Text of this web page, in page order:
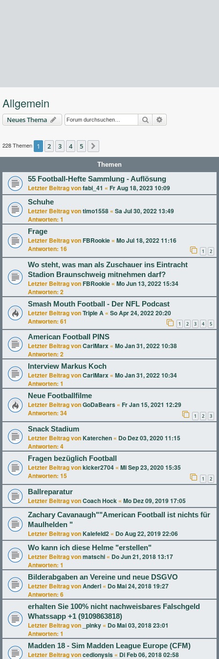
Allgemein
Neues Thema Suche
228 Themen 1 2 3 4 5
Themen
55 Football-Hefte Sammlung - Auflösung
Letzter Beitrag vonfabi_41 « Fr Aug 18, 2023 10:09
Schuhe
Letzter Beitrag vontimo1558 « Sa Jul 30, 2022 13:49
Antworten: 1
Frage
Letzter Beitrag von FBRookie « Mo Jul 18, 2022 11:16
Antworten: 16 1 2
Wo steht, was man als Zuschauer ins Eintracht
Stadion Braunschweig mitnehmen darf?
Letzter Beitrag von FBRookie « Mo Jun 13, 2022 15:34
Antworten: 2
Smash Mouth Football - Der NFL Podcast
Letzter Beitrag vonTriple A « So Apr 24, 2022 20:20
Antworten: 61 1 2 3 4 5
American Football PINS
Letzter Beitrag vonCarlMarx « Mo Jan 31, 2022 10:38
Antworten: 2
Interview Markus Koch
Letzter Beitrag vonCarlMarx « Mo Jan 31, 2022 10:34
Antworten: 1
Neue Footballfilme
Letzter Beitrag vonGoDaBears « Fr Jan 15, 2021 12:29
Antworten: 34 1 2 3
Snack Stadium
Letzter Beitrag von Katerchen « Do Dez 03, 2020 11:15
Antworten: 4
Fragen bezüglich Football
Letzter Beitrag vonkicker2704 « Mi Sep 23, 2020 15:35
Antworten: 15 1 2
Ballreparatur
Letzter Beitrag vonCoach Hock « Mo Dez 09, 2019 17:05
Zachary Cavanaugh""American Football ist nichts für
Maulhelden "
Letzter Beitrag von Kalefeld2 « Do Aug 22, 2019 22:06
Wo kann ich diese Helme "erstellen"
Letzter Beitrag vonmatschi « Do Jun 21, 2018 13:17
Antworten: 1
Bilderabgaben an Vereine und neue DSGVO
Letzter Beitrag vonAnderl « Do Mai 24, 2018 19:27
Antworten: 6
erhalten Sie 100% nicht nachweisbares Falschgeld
Whatssapp +1 (9109863818)
Letzter Beitrag von _pinky « Do Mai 03, 2018 23:01
Antworten: 1
Madden 18 - Sim Madden League Europe (CFM)
Letzter Beitrag voncedionysis « Di Feb 06, 2018 02:58